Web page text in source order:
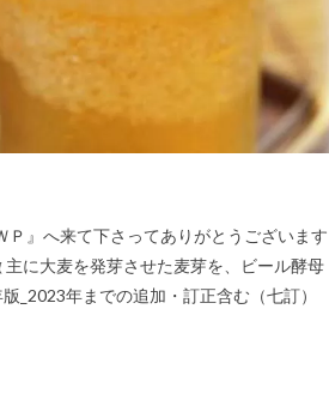
へ来て下さってありがとうございます
に大麦を発芽させた麦芽を、ビール酵母
_2023年までの追加・訂正含む（七訂）